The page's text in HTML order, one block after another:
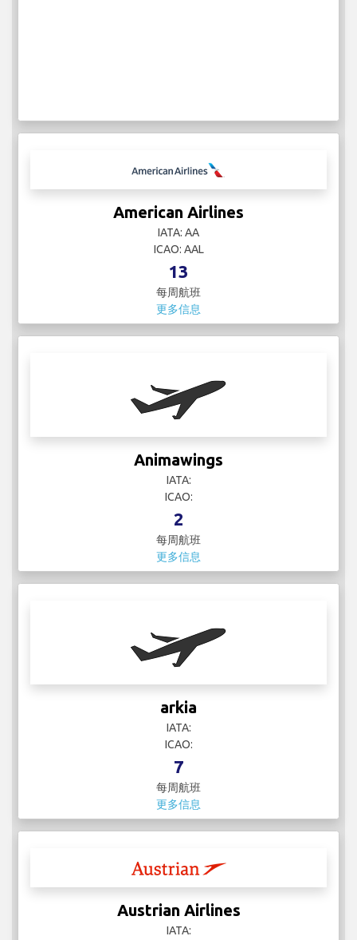
American Airlines
IATA: AA
ICAO: AAL
13
每周航班
更多信息
Animawings
IATA:
ICAO:
2
每周航班
更多信息
arkia
IATA:
ICAO:
7
每周航班
更多信息
Austrian Airlines
IATA: